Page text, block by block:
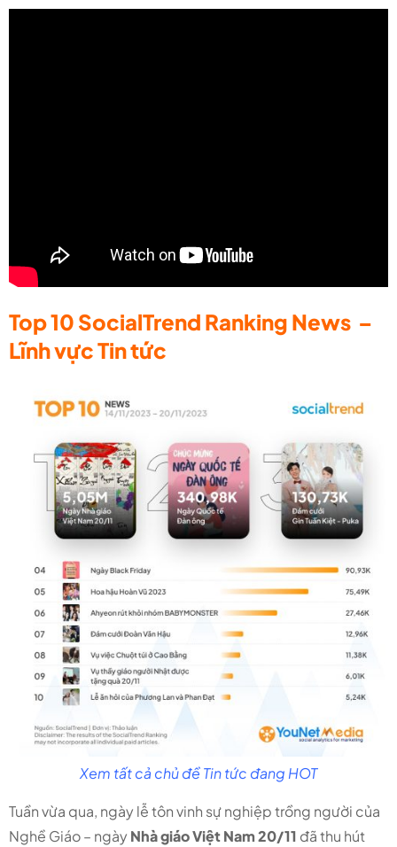
Top 10 SocialTrend Ranking News –
Lĩnh vực Tin tức
Xem tất cả chủ đề Tin tức đang HOT
Tuần vừa qua, ngày lễ tôn vinh sự nghiệp trồng người của
Nghề Giáo – ngàyNhà giáo Việt Nam 20/11 đã thu hút